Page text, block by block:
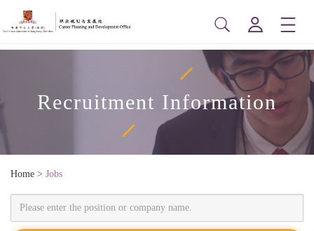
Recruitment Information
Home > Jobs